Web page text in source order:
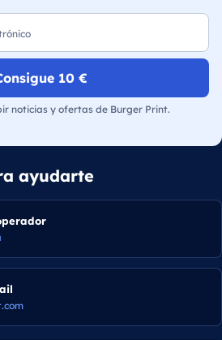
10 €
noticias y ofertas de Burger Print.
ayudarte